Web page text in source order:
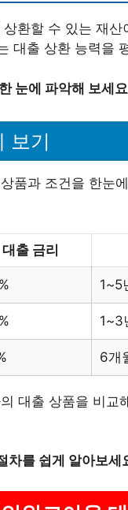
환할 수 있는 재산
대출 상환 능력을
눈에 파악해 보세
보기
품과 조건을 한눈
대출 금리
1~5
1~3
6개
대출 상품을 비
차를 쉽게 알아보세